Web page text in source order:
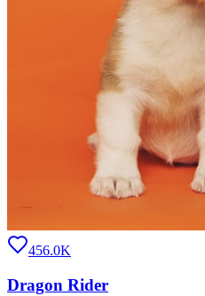
456.0K
Dragon Rider